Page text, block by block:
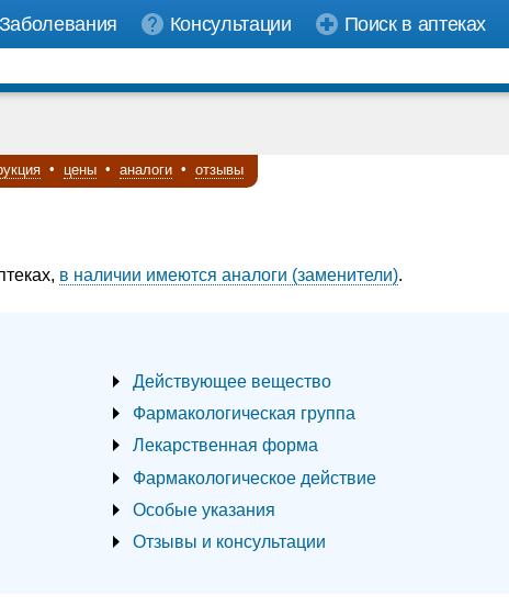
Заболевания Консультации Поиск в аптеках
• цены • аналоги • отзывы
в наличии имеются аналоги (заменители).
Действующее вещество
Фармакологическая группа
Лекарственная форма
Фармакологическое действие
Особые указания
Отзывы и консультации